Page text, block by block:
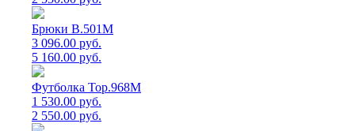
Брюки B.501M
3 096.00 руб.
5 160.00 руб.
Футболка Top.968M
1 530.00 руб.
2 550.00 руб.